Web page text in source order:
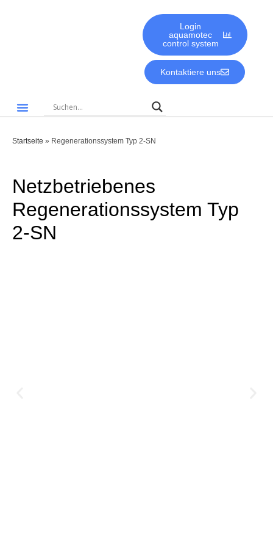
Login
aquamotec
control system
Kontaktiere uns
Startseite » Regenerationssystem Typ 2-SN
Netzbetriebenes
Regenerationssystem Typ
2-SN